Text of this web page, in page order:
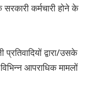
कर्मचारी होने के
द्वारा/उसके
आपराधिक मामलों